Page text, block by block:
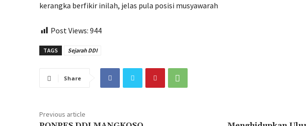
kerangka berfikir inilah, jelas pula posisi musyawarah
Post Views: 944
TAGS Sejarah DDI
Share
Previous article